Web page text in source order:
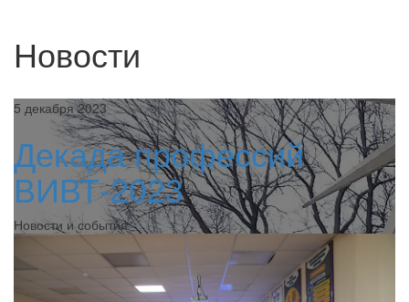
Новости
5 декабря 2023
Декада профессий
ВИВТ-2023
Новости и события